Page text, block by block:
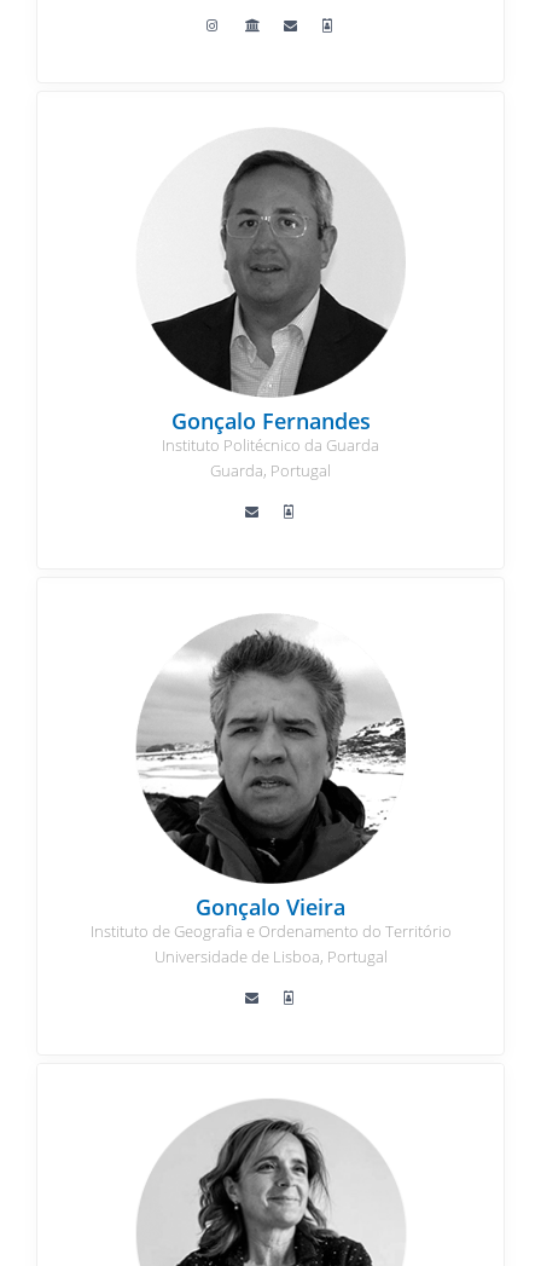
Gonçalo Fernandes
Instituto Politécnico da Guarda
Guarda, Portugal
Gonçalo Vieira
Instituto de Geografia e Ordenamento do Território
Universidade de Lisboa, Portugal